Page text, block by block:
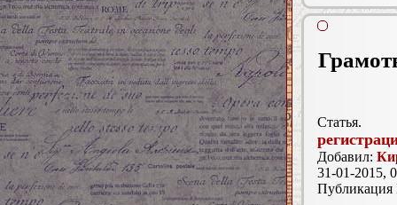
Статья.
Добавил:
31-01-2015,